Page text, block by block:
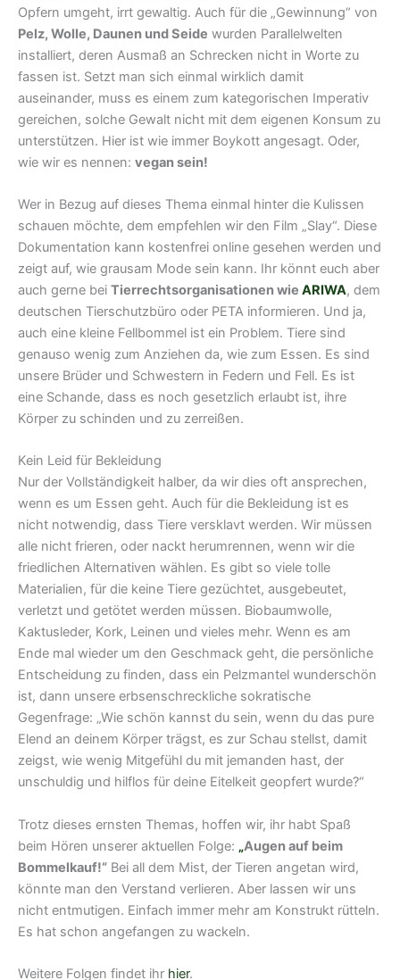
Opfern umgeht, irrt gewaltig. Auch für die „Gewinnung“ von
Pelz, Wolle, Daunen und Seide wurden Parallelwelten
installiert, deren Ausmaß an Schrecken nicht in Worte zu
fassen ist. Setzt man sich einmal wirklich damit
auseinander, muss es einem zum kategorischen Imperativ
gereichen, solche Gewalt nicht mit dem eigenen Konsum zu
unterstützen. Hier ist wie immer Boykott angesagt. Oder,
wie wir es nennen: vegan sein!
Wer in Bezug auf dieses Thema einmal hinter die Kulissen
schauen möchte, dem empfehlen wir den Film „Slay“. Diese
Dokumentation kann kostenfrei online gesehen werden und
zeigt auf, wie grausam Mode sein kann. Ihr könnt euch aber
auch gerne bei Tierrechtsorganisationen wie ARIWA, dem
deutschen Tierschutzbüro oder PETA informieren. Und ja,
auch eine kleine Fellbommel ist ein Problem. Tiere sind
genauso wenig zum Anziehen da, wie zum Essen. Es sind
unsere Brüder und Schwestern in Federn und Fell. Es ist
eine Schande, dass es noch gesetzlich erlaubt ist, ihre
Körper zu schinden und zu zerreißen.
Kein Leid für Bekleidung
Nur der Vollständigkeit halber, da wir dies oft ansprechen,
wenn es um Essen geht. Auch für die Bekleidung ist es
nicht notwendig, dass Tiere versklavt werden. Wir müssen
alle nicht frieren, oder nackt herumrennen, wenn wir die
friedlichen Alternativen wählen. Es gibt so viele tolle
Materialien, für die keine Tiere gezüchtet, ausgebeutet,
verletzt und getötet werden müssen. Biobaumwolle,
Kaktusleder, Kork, Leinen und vieles mehr. Wenn es am
Ende mal wieder um den Geschmack geht, die persönliche
Entscheidung zu finden, dass ein Pelzmantel wunderschön
ist, dann unsere erbsenschreckliche sokratische
Gegenfrage: „Wie schön kannst du sein, wenn du das pure
Elend an deinem Körper trägst, es zur Schau stellst, damit
zeigst, wie wenig Mitgefühl du mit jemanden hast, der
unschuldig und hilflos für deine Eitelkeit geopfert wurde?“
Trotz dieses ernsten Themas, hoffen wir, ihr habt Spaß
beim Hören unserer aktuellen Folge: „Augen auf beim
Bommelkauf!“ Bei all dem Mist, der Tieren angetan wird,
könnte man den Verstand verlieren. Aber lassen wir uns
nicht entmutigen. Einfach immer mehr am Konstrukt rütteln.
Es hat schon angefangen zu wackeln.
Weitere Folgen findet ihr hier.